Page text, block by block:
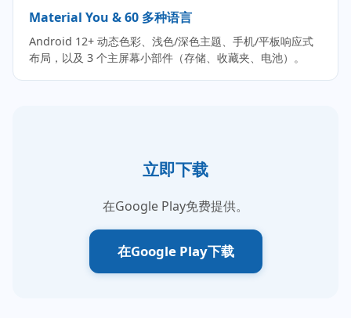
Material You & 60 多种语言
Android 12+ 动态色彩、浅色/深色主题、手机/平板响应式
布局，以及 3 个主屏幕小部件（存储、收藏夹、电池）。
立即下载
在Google Play免费提供。
在Google Play下载